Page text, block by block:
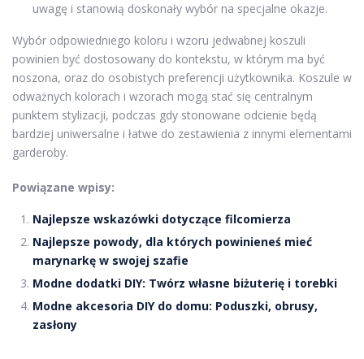
uwagę i stanowią doskonały wybór na specjalne okazje.
Wybór odpowiedniego koloru i wzoru jedwabnej koszuli
powinien być dostosowany do kontekstu, w którym ma być
noszona, oraz do osobistych preferencji użytkownika. Koszule w
odważnych kolorach i wzorach mogą stać się centralnym
punktem stylizacji, podczas gdy stonowane odcienie będą
bardziej uniwersalne i łatwe do zestawienia z innymi elementami
garderoby.
Powiązane wpisy:
Najlepsze wskazówki dotyczące filcomierza
Najlepsze powody, dla których powinieneś mieć
marynarkę w swojej szafie
Modne dodatki DIY: Twórz własne biżuterię i torebki
Modne akcesoria DIY do domu: Poduszki, obrusy,
zasłony